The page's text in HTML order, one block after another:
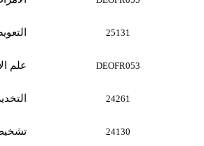
25131
DEOFR053 علم
24261
24130